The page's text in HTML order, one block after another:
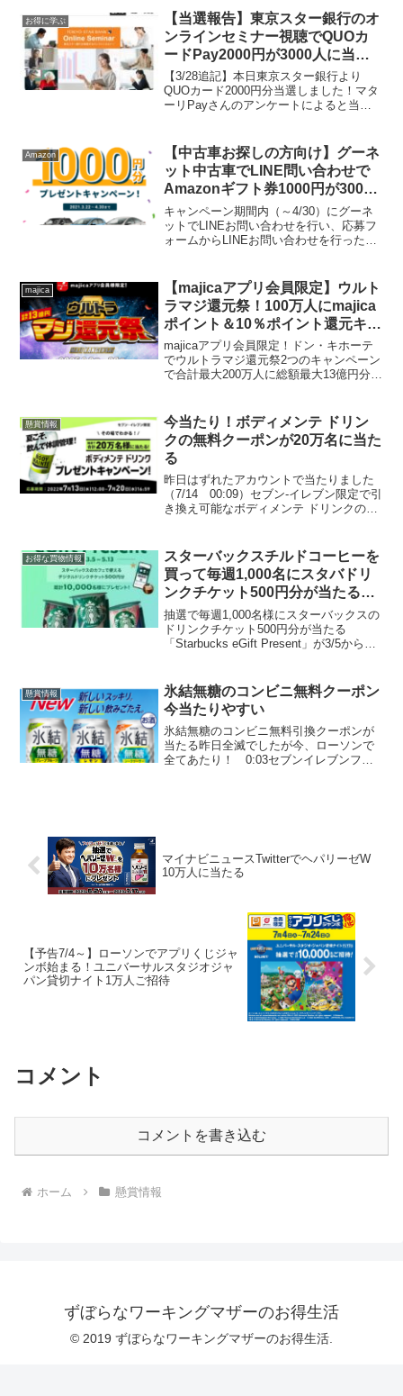
お得に学ぶ
【当選報告】東京スター銀行のオ
ンラインセミナー視聴でQUOカ
ードPay2000円が3000人に当た
る
【3/28追記】本日東京スター銀行より
QUOカード2000円分当選しました！マタ
ーリPayさんのアンケートによると当選
いました。2/10付けのボクのツイートに
よると2...
Amazon
【中古車お探しの方向け】グーネ
ット中古車でLINE問い合わせで
Amazonギフト券1000円が3000
人に当たる
キャンペーン期間内（～4/30）にグーネ
ットでLINEお問い合わせを行い、応募フ
ォームからLINEお問い合わせを行った
当たります。※Amazonギフト券...
majica
【majicaアプリ会員限定】ウルト
ラマジ還元祭！100万人にmajica
ポイント＆10％ポイント還元キャ
ンペーン
majicaアプリ会員限定！ドン・キホーテ
でウルトラマジ還元祭2つのキャンペーン
で合計最大200万人に総額最大13億円分の
10,000majicaポイントエントリ...
懸賞情報
今当たり！ボディメンテ ドリン
クの無料クーポンが20万名に当た
る
昨日はずれたアカウントで当たりました
（7/14 00:09）セブン-イレブン限定で引
き換え可能なボディメンテ ドリンクの無
月20日(水)16:59...
お得な買物情報
スターバックスチルドコーヒーを
買って毎週1,000名にスタバドリ
ンクチケット500円分が当たる！
3/8ローソンお試し引換券ゲット
したい！
抽選で毎週1,000名様にスターバックスの
ドリンクチケット500円分が当たる
「Starbucks eGift Present」が3/5からス
象商品のバーコード面画像...
懸賞情報
氷結無糖のコンビニ無料クーポン
今当たりやすい
氷結無糖のコンビニ無料引換クーポンが
当たる昨日全滅でしたが今、ローソンで
全てあたり！ 0:03セブンイレブンファ
マイナビニュースTwitterでヘパリーゼW
10万人に当たる
【予告7/4～】ローソンでアプリくじジャ
ンボ始まる！ユニバーサルスタジオジャ
パン貸切ナイト1万人ご招待
コメント
コメントを書き込む
ホーム 懸賞情報
ずぼらなワーキングマザーのお得生活
© 2019 ずぼらなワーキングマザーのお得生活.